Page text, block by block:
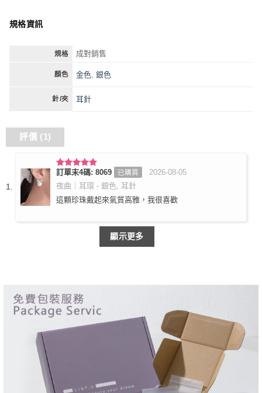
規格資訊
規格 成對銷售
顏色 金色 ,銀色
針/夾 耳針
評價 (1)
評分5滿
分 5
訂單末4碼: 8069 已購買
2026-08-05
夜曲｜耳環 - 銀色, 耳針
這顆珍珠戴起來氣質高雅，我很喜歡
顯示更多